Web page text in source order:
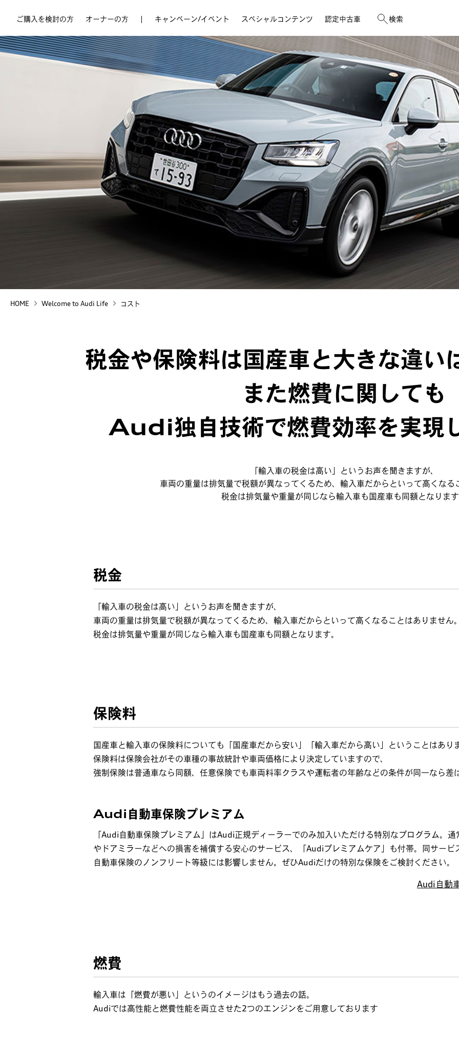
ご購入を検討の方
Online Showroom
初めてのAudi e-tron
保証＆メンテナンスサービス
モビリティサービス
メールマガジン登録
公式YouTubeチャンネル
LINEアカウントのご案内
オンライン商談サービス
最新モデル 認定中古車 店舗一覧
オーナーの方
Owner’s Dashboard
アフターサービスのご案内
サービス / プロダクトのご利用
Audi Online Shop
モビリティサービス
入庫予約
ボディリペアWeb見積りサービス
車検
点検
認定中古車 店舗一覧
| キャンペーン/イベント
キャンペーン
Audi Special Compact Fair 2026
Audi e-tronモデル 期間限定 Special Offer
Audi Summer Refresh Campaign 2026
キャンペーン一覧はこちら
イベント
Audi e-tron Owner's Interview
Audi GALA & Circuit Experience
Audi Kids Cup 2026
イベント一覧はこちら
最新モデル 認定中古車 店舗一覧
スペシャルコンテンツ 認定中古車 検索
HOME Welcome to Audi Life コスト
税金や保険料は国産車と大きな違い
また燃費に関しても
Audi独自技術で燃費効率を実現
「輸入車の税金は高い」というお声を聞きますが、
車両の重量は排気量で税額が異なってくるため、輸入車だからといって高くなる
税金は排気量や重量が同じなら輸入車も国産車も同額となります
税金
「輸入車の税金は高い」というお声を聞きますが、
車両の重量は排気量で税額が異なってくるため、輸入車だからといって高くなることはありません。
税金は排気量や重量が同じなら輸入車も国産車も同額となります。
保険料
国産車と輸入車の保険料についても「国産車だから安い」「輸入車だから高い」ということはあり
保険料は保険会社がその車種の事故統計や車両価格により決定していますので、
強制保険は普通車なら同額、任意保険でも車両料率クラスや運転者の年齢などの条件が同一なら差
Audi自動車保険プレミアム
「Audi自動車保険プレミアム」はAudi正規ディーラーでのみ加入いただける特別なプログラム。
やドアミラーなどへの損害を補償する安心のサービス、「Audiプレミアムケア」も付帯。同サー
自動車保険のノンフリート等級には影響しません。ぜひAudiだけの特別な保険をご検討ください。
Audi自動
燃費
輸入車は「燃費が悪い」というのイメージはもう過去の話。
Audiでは高性能と燃費性能を両立させた2つのエンジンをご用意しております